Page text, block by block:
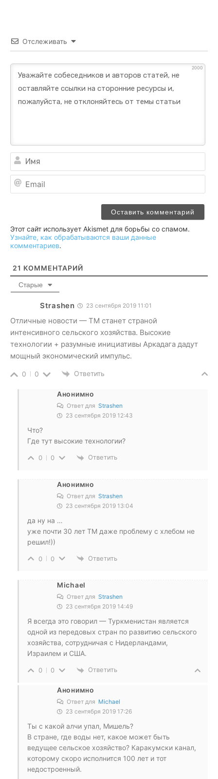
Отслеживать
2000
Этот сайт использует Akismet для борьбы со спамом.
Узнайте, как обрабатываются ваши данные
комментариев.
21 КОММЕНТАРИЙ
Старые
Strashen 23 сентября 2019 11:01
Отличные новости — ТМ станет страной
интенсивного сельского хозяйства. Высокие
технологии + разумные инициативы Аркадага дадут
мощный экономический импульс.
0 0 Ответить
Анонимно
Ответ для Strashen
23 сентября 2019 12:43
Что?
Где тут высокие технологии?
0 0 Ответить
Анонимно
Ответ для Strashen
23 сентября 2019 13:04
да ну на …
уже почти 30 лет ТМ даже проблему с хлебом не
решил!))
0 0 Ответить
Michael
Ответ для Strashen
23 сентября 2019 14:49
Я всегда это говорил — Туркменистан является
одной из передовых стран по развитию сельского
хозяйства, сотрудничая с Нидерландами,
Израилем и США.
0 0 Ответить
Анонимно
Ответ для Michael
23 сентября 2019 17:26
Ты с какой алчи упал, Мишель?
В стране, где воды нет, какое может быть
ведущее сельское хозяйство? Каракумски канал,
которому скоро исполнится 100 лет и тот
недостроенный.